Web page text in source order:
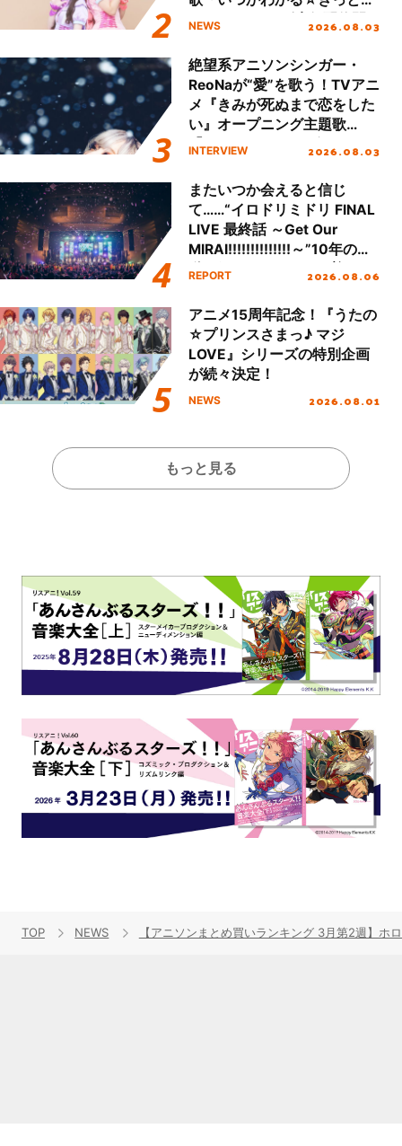
える」TVサイズ先行配信開
NEWS 2026.08.03
絶望系アニソンシンガー・
ReoNaが“愛”を歌う！TVアニ
メ『きみが死ぬまで恋をした
い』オープニング主題歌
「Amore」インタビュー
INTERVIEW 2026.08.03
またいつか会えると信じ
て……“イロドリミドリ FINAL
LIVE 最終話 ～Get Our
MIRAI!!!!!!!!!!!!!!～”10年の活
動を経てファイナルを迎える
REPORT 2026.08.06
アニメ15周年記念！『うたの
☆プリンスさまっ♪ マジ
LOVE』シリーズの特別企画
が続々決定！
NEWS 2026.08.01
もっと見る
TOP NEWS 【アニソンまとめ買いランキング 3月第2週】